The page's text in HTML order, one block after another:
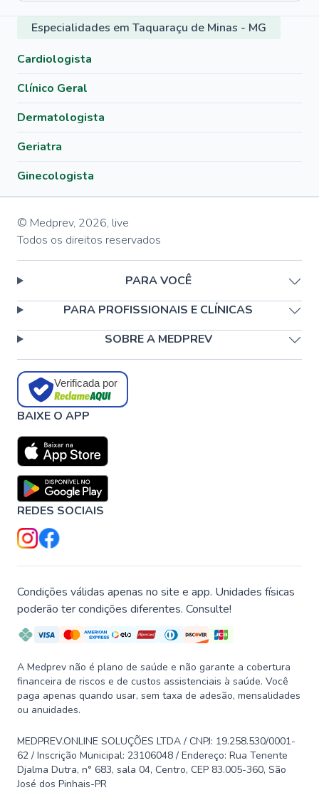
Especialidades em Taquaraçu de Minas - MG
Cardiologista
Clínico Geral
Dermatologista
Geriatra
Ginecologista
© Medprev, 2026, live
Todos os direitos reservados
PARA VOCÊ
PARA PROFISSIONAIS E CLÍNICAS
SOBRE A MEDPREV
Verificada por
BAIXE O APP
REDES SOCIAIS
Condições válidas apenas no site e app. Unidades físicas
poderão ter condições diferentes. Consulte!
A Medprev não é plano de saúde e não garante a cobertura
financeira de riscos e de custos assistenciais à saúde. Você
paga apenas quando usar, sem taxa de adesão, mensalidades
ou anuidades.
MEDPREV.ONLINE SOLUÇÕES LTDA / CNPJ: 19.258.530/0001-
62 / Inscrição Municipal: 23106048 / Endereço: Rua Tenente
Djalma Dutra, n° 683, sala 04, Centro, CEP 83.005-360, São
José dos Pinhais-PR